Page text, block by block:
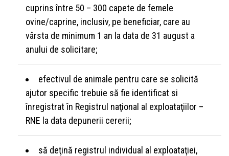
cuprins între 50 – 300 capete de femele
ovine/caprine, inclusiv, pe beneficiar, care au
vârsta de minimum 1 an la data de 31 august a
anului de solicitare;
efectivul de animale pentru care se solicită
ajutor specific trebuie să fie identificat si
înregistrat în Registrul naţional al exploataţiilor –
RNE la data depunerii cererii;
să deţină registrul individual al exploataţiei,